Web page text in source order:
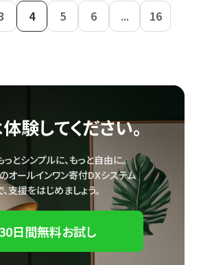
4 5 6 ... 16
験してください。
とシンプルに、もっと自由に。
オールインワン寄付DXシステム
支援をはじめましょう。
30日間無料お試し